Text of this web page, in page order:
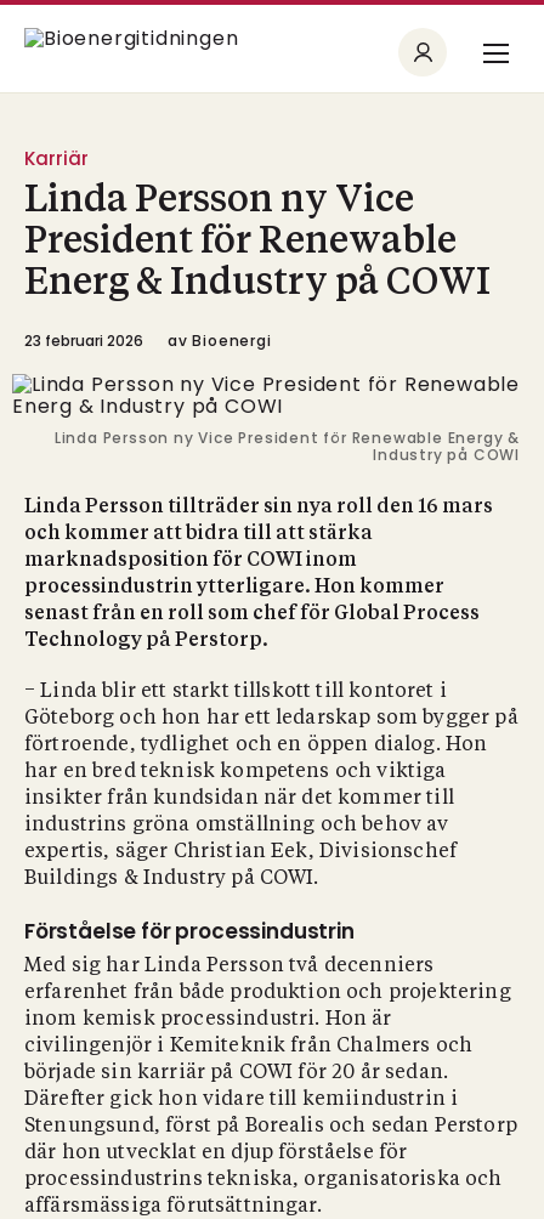
Karriär
Linda Persson ny Vice
President för Renewable
Energ & Industry på COWI
23 februari 2026 av Bioenergi
Linda Persson ny Vice President för Renewable Energy &
Industry på COWI
Linda Persson tillträder sin nya roll den 16 mars
och kommer att bidra till att stärka
marknadsposition för COWI inom
processindustrin ytterligare. Hon kommer
senast från en roll som chef för Global Process
Technology på Perstorp.
− Linda blir ett starkt tillskott till kontoret i
Göteborg och hon har ett ledarskap som bygger på
förtroende, tydlighet och en öppen dialog. Hon
har en bred teknisk kompetens och viktiga
insikter från kundsidan när det kommer till
industrins gröna omställning och behov av
expertis, säger Christian Eek, Divisionschef
Buildings & Industry på COWI.
Förståelse för processindustrin
Med sig har Linda Persson två decenniers
erfarenhet från både produktion och projektering
inom kemisk processindustri. Hon är
civilingenjör i Kemiteknik från Chalmers och
började sin karriär på COWI för 20 år sedan.
Därefter gick hon vidare till kemiindustrin i
Stenungsund, först på Borealis och sedan Perstorp
där hon utvecklat en djup förståelse för
processindustrins tekniska, organisatoriska och
affärsmässiga förutsättningar.